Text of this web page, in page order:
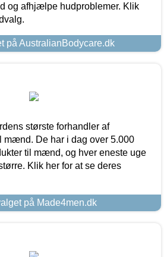
og afhjælpe hudproblemer. Klik
på AustralianBodycare.dk
største forhandler af
mænd. De har i dag over 5.000
til mænd, og hver eneste uge
Klik her for at se deres
på Made4men.dk